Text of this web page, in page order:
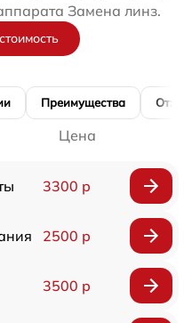
Замена линз.
Преимущества
Цена
3300 р
2500 р
3500 р